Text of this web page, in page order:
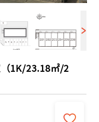
1K/23.18㎡/2